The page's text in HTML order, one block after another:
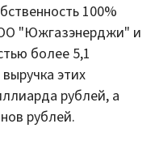
100%
"Южгазэнерджи" и
более 5,1
этих
рублей, а
рублей.